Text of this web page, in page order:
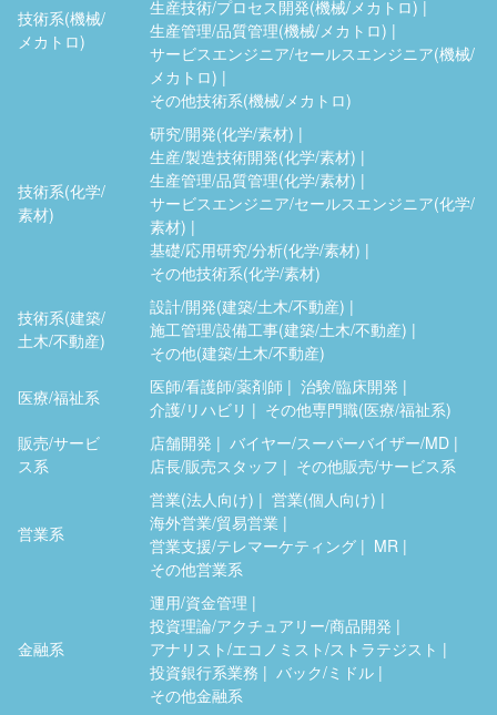
技術系(機械/
メカトロ)
生産技術/プロセス開発(機械/メカトロ)
生産管理/品質管理(機械/メカトロ)
サービスエンジニア/セールスエンジニア(機械/
メカトロ)
その他技術系(機械/メカトロ)
技術系(化学/
素材)
研究/開発(化学/素材)
生産/製造技術開発(化学/素材)
生産管理/品質管理(化学/素材)
サービスエンジニア/セールスエンジニア(化学/
素材)
基礎/応用研究/分析(化学/素材)
その他技術系(化学/素材)
技術系(建築/
土木/不動産)
設計/開発(建築/土木/不動産)
施工管理/設備工事(建築/土木/不動産)
その他(建築/土木/不動産)
医療/福祉系
医師/看護師/薬剤師
治験/臨床開発
介護/リハビリ
その他専門職(医療/福祉系)
販売/サービ
ス系
店舗開発
バイヤー/スーパーバイザー/MD
店長/販売スタッフ
その他販売/サービス系
営業系
営業(法人向け)
営業(個人向け)
海外営業/貿易営業
営業支援/テレマーケティング
MR
その他営業系
金融系
運用/資金管理
投資理論/アクチュアリー/商品開発
アナリスト/エコノミスト/ストラテジスト
投資銀行系業務
バック/ミドル
その他金融系